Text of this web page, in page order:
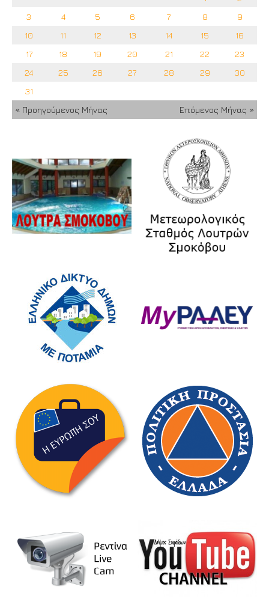
3
4 5 6 7 8
9
10
11 12 13 14 15
16
17
18 19 20 21 22
23
24
25 26 27 28 29
30
31
« Προηγούμενος Μήνας
Επόμενος Μήνας »